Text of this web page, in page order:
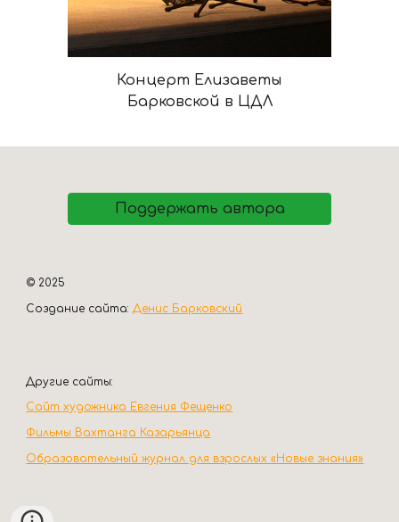
Концерт Елизаветы
Барковской в ЦДЛ
Поддержать автора
© 2025
Создание сайта: Денис Барковский
Другие сайты:
Сайт художника Евгения Фещенко
Фильмы Вахтанга Казарьянца
Образовательный журнал для взрослых «Новые знания»